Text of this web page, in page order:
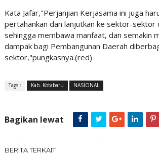
Kata Jafar,"Perjanjian Kerjasama ini juga
pertahankan dan lanjutkan ke sektor-sektor
sehingga membawa manfaat, dan semakin
dampak bagi Pembangunan Daerah
sektor,"pungkasnya.(red)
Tags : Kab. Kotabaru NASIONAL
Bagikan lewat
BERITA TERKAIT